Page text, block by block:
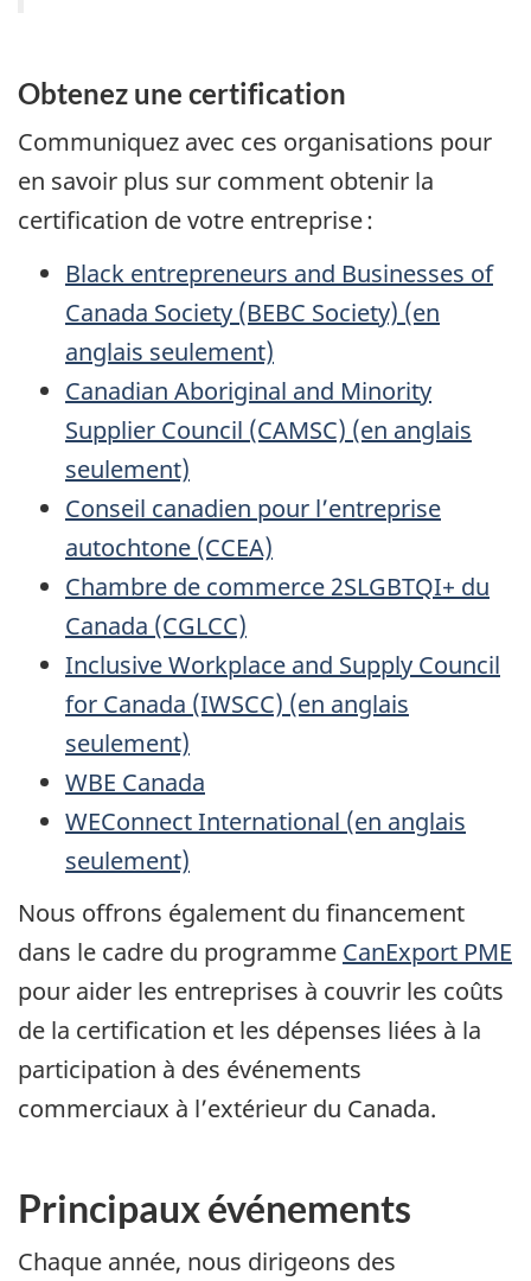
Obtenez une certification
Communiquez avec ces organisations pour
en savoir plus sur comment obtenir la
certification de votre entreprise :
Black entrepreneurs and Businesses of
Canada Society (BEBC Society) (en
anglais seulement)
Canadian Aboriginal and Minority
Supplier Council (CAMSC) (en anglais
seulement)
Conseil canadien pour l’entreprise
autochtone (CCEA)
Chambre de commerce 2SLGBTQI+ du
Canada (CGLCC)
Inclusive Workplace and Supply Council
for Canada (IWSCC) (en anglais
seulement)
WBE Canada
WEConnect International (en anglais
seulement)
Nous offrons également du financement
dans le cadre du programme CanExport PME
pour aider les entreprises à couvrir les coûts
de la certification et les dépenses liées à la
participation à des événements
commerciaux à l’extérieur du Canada.
Principaux événements
Chaque année, nous dirigeons des